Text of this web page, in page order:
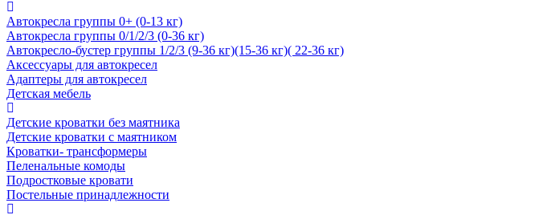
Автокресла группы 0+ (0-13 кг)
Автокресла группы 0/1/2/3 (0-36 кг)
Автокресло-бустер группы 1/2/3 (9-36 кг)(15-36 кг)( 22-36 кг)
Аксессуары для автокресел
Адаптеры для автокресел
Детская мебель
Детские кроватки без маятника
Детские кроватки с маятником
Кроватки- трансформеры
Пеленальные комоды
Подростковые кровати
Постельные принадлежности